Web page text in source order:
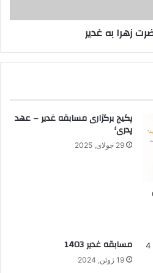
زهرا به غدیر
پکیج برگزاری مسابقه غدیر – عهد
پدری⁴
29 جولای, 2025
مسابقه غدیر 1403
19 ژوئن, 2024